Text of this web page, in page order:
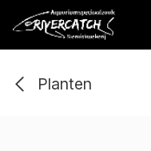
Overslaan naar inhoud
Planten